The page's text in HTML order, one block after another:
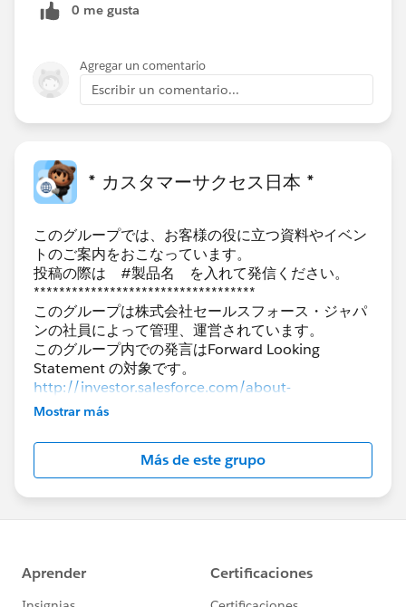
ツールです。
0 me gusta
Agregar un comentario
Escribir un comentario...
* カスタマーサクセス日本 *
このグループでは、お客様の役に立つ資料やイベン
トのご案内をおこなっています。
投稿の際は #製品名 を入れて発信ください。
***********************************
このグループは株式会社セールスフォース・ジャパ
ンの社員によって管理、運営されています。
このグループ内での発言はForward Looking
http://investor.salesforce.com/about-
us/investor/forward-looking-
また本プログラムの利用規約も併せてご覧くださ
https://www.salesforce.com/jp/company/progra
m-agreement
https://trailhead.salesforce.com/ja/trailblazerco
mmunity/code-of-conduct
Mostrar más
Más de este grupo